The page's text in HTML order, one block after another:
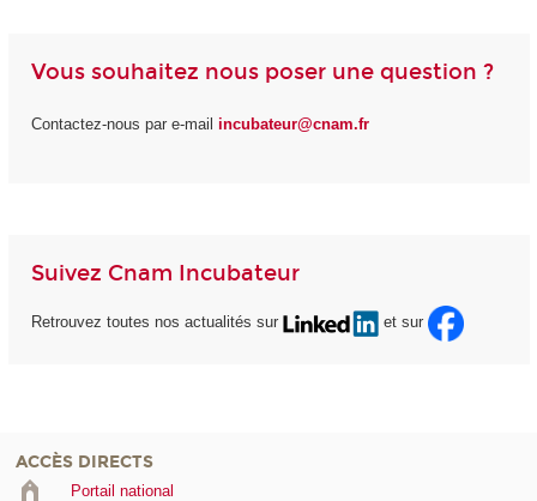
Vous souhaitez nous poser une question ?
Contactez-nous par e-mail incubateur@cnam.fr
Suivez Cnam Incubateur
Retrouvez toutes nos actualités sur et sur
ACCÈS DIRECTS
Portail national